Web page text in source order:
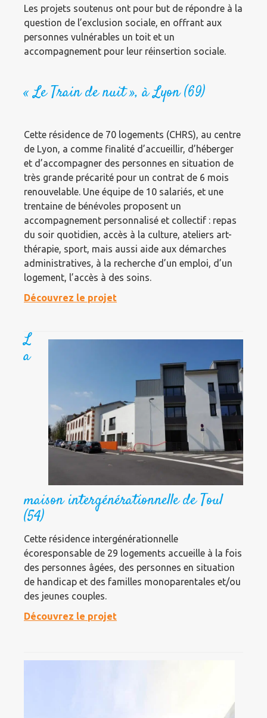
Les projets soutenus ont pour but de répondre à la
question de l’exclusion sociale, en offrant aux
personnes vulnérables un toit et un
accompagnement pour leur réinsertion sociale.
« Le Train de nuit », à Lyon (69)
Cette résidence de 70 logements (CHRS), au centre
de Lyon, a comme finalité d’accueillir, d’héberger
et d’accompagner des personnes en situation de
très grande précarité pour un contrat de 6 mois
renouvelable. Une équipe de 10 salariés, et une
trentaine de bénévoles proposent un
accompagnement personnalisé et collectif : repas
du soir quotidien, accès à la culture, ateliers art-
thérapie, sport, mais aussi aide aux démarches
administratives, à la recherche d’un emploi, d’un
logement, l’accès à des soins.
Découvrez le projet
L
a
maison intergénérationnelle de Toul
(54)
Cette résidence intergénérationnelle
écoresponsable de 29 logements accueille à la fois
des personnes âgées, des personnes en situation
de handicap et des familles monoparentales et/ou
des jeunes couples.
Découvrez le projet